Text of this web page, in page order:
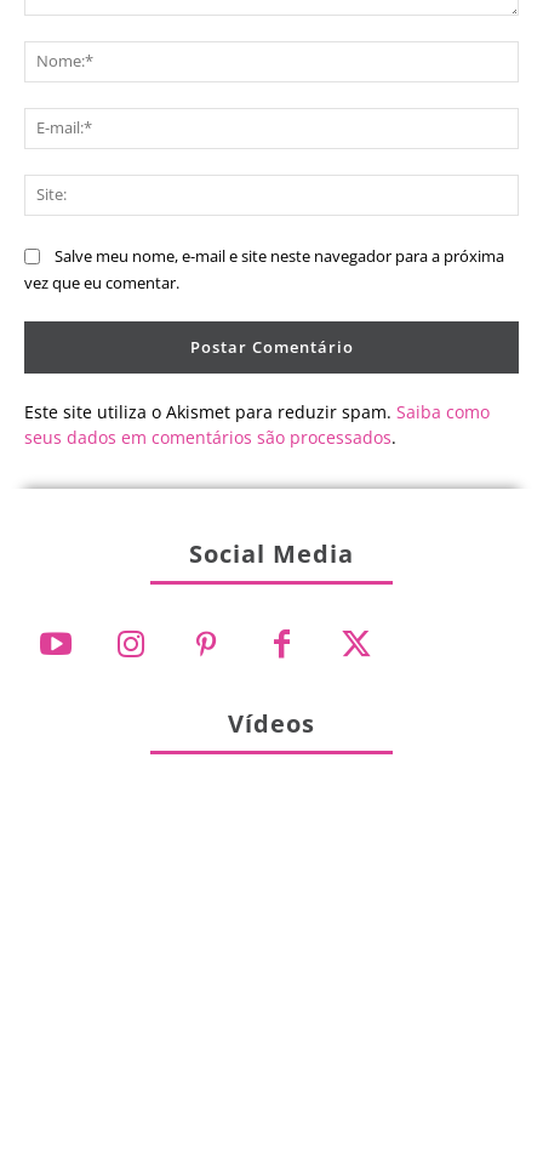
Salve meu nome, e-mail e site neste navegador para a próxima
vez que eu comentar.
Este site utiliza o Akismet para reduzir spam. Saiba como
seus dados em comentários são processados.
Social Media
Vídeos